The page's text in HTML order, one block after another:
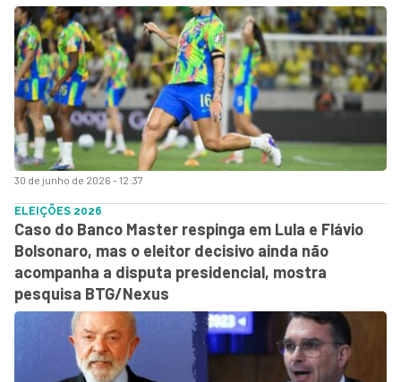
30 de junho de 2026 - 12:37
ELEIÇÕES 2026
Caso do Banco Master respinga em Lula e Flávio
Bolsonaro, mas o eleitor decisivo ainda não
acompanha a disputa presidencial, mostra
pesquisa BTG/Nexus